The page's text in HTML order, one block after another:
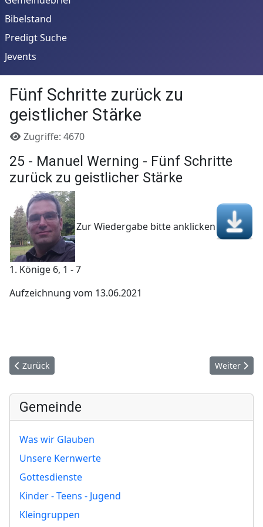
Bibelstand
Predigt Suche
Jevents
Fünf Schritte zurück zu
geistlicher Stärke
Details
Zugriffe: 4670
25 - Manuel Werning - Fünf Schritte
zurück zu geistlicher Stärke
Zur Wiedergabe bitte anklicken
1. Könige 6, 1 - 7
Aufzeichnung vom 13.06.2021
Vorheriger Beitrag: See Genezareth oder Totes Meer - Wie
Zurück Nächster
Weiter
Gemeinde
Was wir Glauben
Unsere Kernwerte
Gottesdienste
Kinder - Teens - Jugend
Kleingruppen